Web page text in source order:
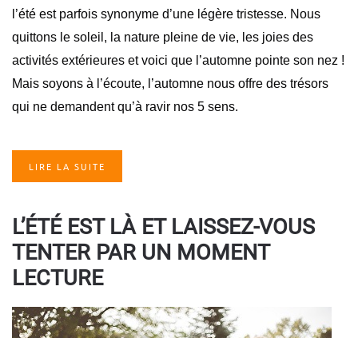
l’été est parfois synonyme d’une légère tristesse. Nous
quittons le soleil, la nature pleine de vie, les joies des
activités extérieures et voici que l’automne pointe son nez !
Mais soyons à l’écoute, l’automne nous offre des trésors
qui ne demandent qu’à ravir nos 5 sens.
LIRE LA SUITE
L’ÉTÉ EST LÀ ET LAISSEZ-VOUS
TENTER PAR UN MOMENT
LECTURE